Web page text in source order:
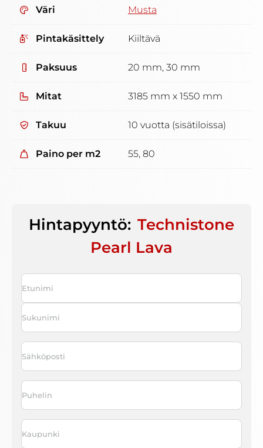
Väri Musta
Pintakäsittely Kiiltävä
Paksuus 20 mm, 30 mm
Mitat 3185 mm x 1550 mm
Takuu 10 vuotta (sisätiloissa)
Paino per m2 55, 80
Hintapyyntö: Technistone
Pearl Lava
Nimi
First
Sähköposti
Puhelin
Kaupunki